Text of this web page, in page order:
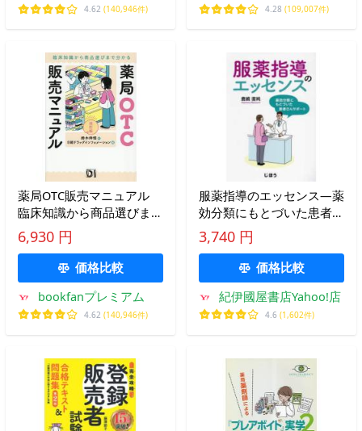
4.62 (140,946件) 4.28 (109,007件)
薬局OTC販売マニュアル
臨床知識から商品選びまで
分かる/鈴木伸悟/日経ドラ
ッグインフォメーション
6,930 円
価格比較
bookfanプレミアム
4.62 (140,946件)
服薬指導のエッセンス―薬
効分類にもとづいた患者さ
んサポート
3,740 円
価格比較
紀伊國屋書店Yahoo!店
4.6 (1,602件)